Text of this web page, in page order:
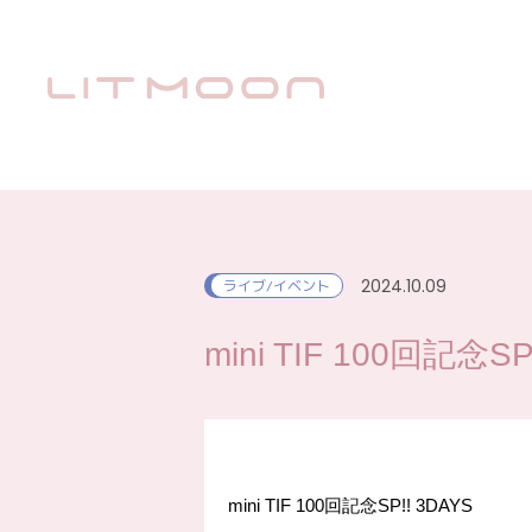
ライブ/イベント 2024.10.09
mini TIF 100回記念
mini TIF 100回記念SP!! 3DAYS